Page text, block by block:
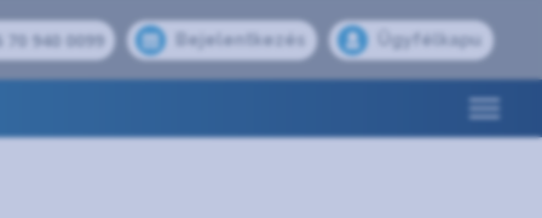
70 940 0099 Bejelentkezés Ügyfélkapu